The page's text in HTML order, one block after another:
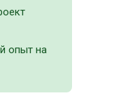
опыт на